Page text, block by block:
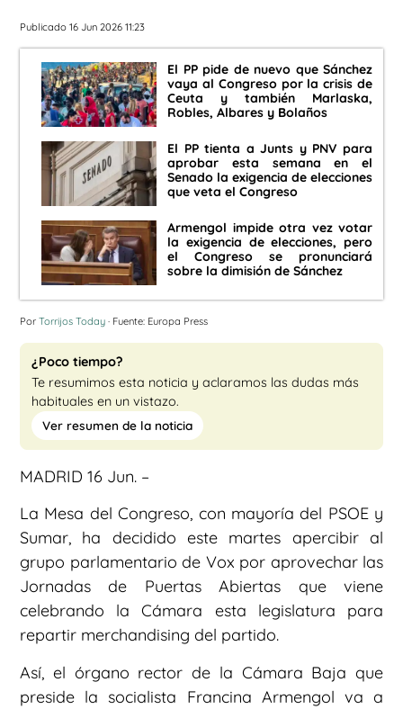
Publicado 16 Jun 2026 11:23
El PP pide de nuevo que Sánchez
vaya al Congreso por la crisis de
Ceuta y también Marlaska,
Robles, Albares y Bolaños
El PP tienta a Junts y PNV para
aprobar esta semana en el
Senado la exigencia de elecciones
que veta el Congreso
Armengol impide otra vez votar
la exigencia de elecciones, pero
el Congreso se pronunciará
sobre la dimisión de Sánchez
Por Torrijos Today · Fuente: Europa Press
¿Poco tiempo?
Te resumimos esta noticia y aclaramos las dudas más
habituales en un vistazo.
Ver resumen de la noticia
MADRID 16 Jun. –
La Mesa del Congreso, con mayoría del PSOE y
Sumar, ha decidido este martes apercibir al
grupo parlamentario de Vox por aprovechar las
Jornadas de Puertas Abiertas que viene
celebrando la Cámara esta legislatura para
repartir merchandising del partido.
Así, el órgano rector de la Cámara Baja que
preside la socialista Francina Armengol va a